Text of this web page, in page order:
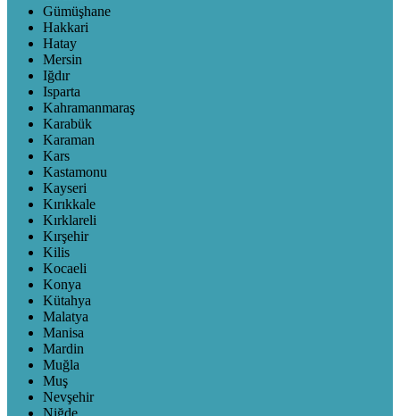
Gümüşhane
Hakkari
Hatay
Mersin
Iğdır
Isparta
Kahramanmaraş
Karabük
Karaman
Kars
Kastamonu
Kayseri
Kırıkkale
Kırklareli
Kırşehir
Kilis
Kocaeli
Konya
Kütahya
Malatya
Manisa
Mardin
Muğla
Muş
Nevşehir
Niğde